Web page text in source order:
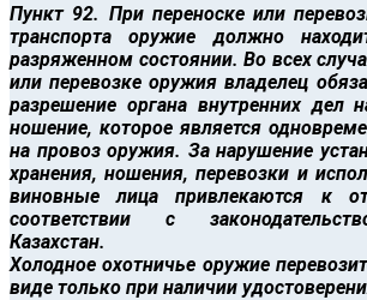
Пункт 92. При переноске или
транспорта оружие должно
разряженном состоянии. Во всех
или перевозке оружия владелец
разрешение органа внутренних дел
ношение, которое является
на провоз оружия. За нарушение
хранения, ношения, перевозки и
виновные лица привлекаются к
соответствии с
Казахстан.
Холодное охотничье оружие
виде только при наличии